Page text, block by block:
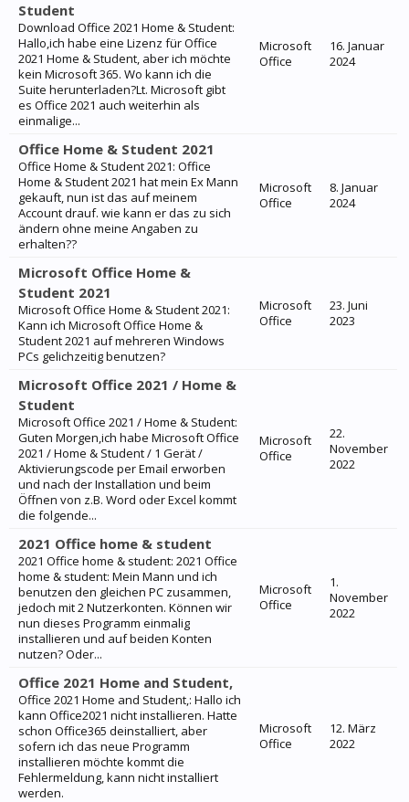
Student
Download Office 2021 Home & Student:
Hallo,ich habe eine Lizenz für Office
2021 Home & Student, aber ich möchte
kein Microsoft 365. Wo kann ich die
Suite herunterladen?Lt. Microsoft gibt
es Office 2021 auch weiterhin als
einmalige...
Microsoft
Office
16. Januar
2024
Office Home & Student 2021
Office Home & Student 2021: Office
Home & Student 2021 hat mein Ex Mann
gekauft, nun ist das auf meinem
Account drauf. wie kann er das zu sich
ändern ohne meine Angaben zu
erhalten??
Microsoft
Office
8. Januar
2024
Microsoft Office Home &
Student 2021
Microsoft Office Home & Student 2021:
Kann ich Microsoft Office Home &
Student 2021 auf mehreren Windows
PCs gelichzeitig benutzen?
Microsoft
Office
23. Juni
2023
Microsoft Office 2021 / Home &
Student
Microsoft Office 2021 / Home & Student:
Guten Morgen,ich habe Microsoft Office
2021 / Home & Student / 1 Gerät /
Aktivierungscode per Email erworben
und nach der Installation und beim
Öffnen von z.B. Word oder Excel kommt
die folgende...
Microsoft
Office
22.
November
2022
2021 Office home & student
2021 Office home & student: 2021 Office
home & student: Mein Mann und ich
benutzen den gleichen PC zusammen,
jedoch mit 2 Nutzerkonten. Können wir
nun dieses Programm einmalig
installieren und auf beiden Konten
nutzen? Oder...
Microsoft
Office
1.
November
2022
Office 2021 Home and Student,
Office 2021 Home and Student,: Hallo ich
kann Office2021 nicht installieren. Hatte
schon Office365 deinstalliert, aber
sofern ich das neue Programm
installieren möchte kommt die
Fehlermeldung, kann nicht installiert
werden.
Microsoft
Office
12. März
2022